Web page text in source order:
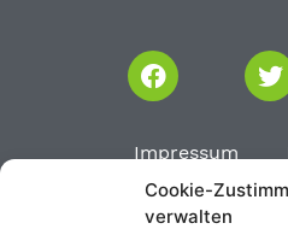
Cookie-
verwalten
Impressum